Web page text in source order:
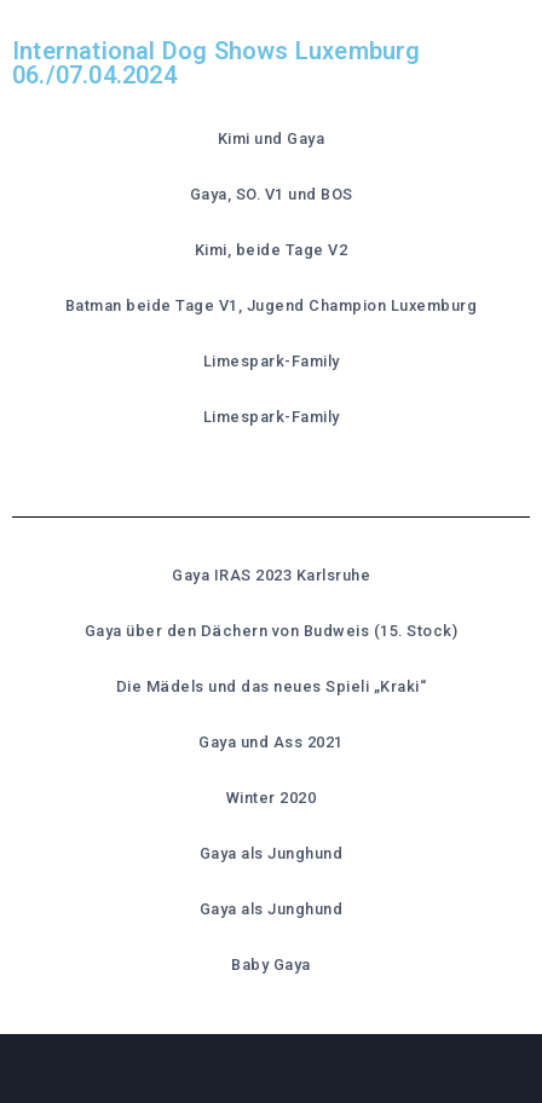
International Dog Shows Luxemburg
06./07.04.2024
Kimi und Gaya
Gaya, SO. V1 und BOS
Kimi, beide Tage V2
Batman beide Tage V1, Jugend Champion Luxemburg
Limespark-Family
Limespark-Family
Gaya IRAS 2023 Karlsruhe
Gaya über den Dächern von Budweis (15. Stock)
Die Mädels und das neues Spieli „Kraki“
Gaya und Ass 2021
Winter 2020
Gaya als Junghund
Gaya als Junghund
Baby Gaya